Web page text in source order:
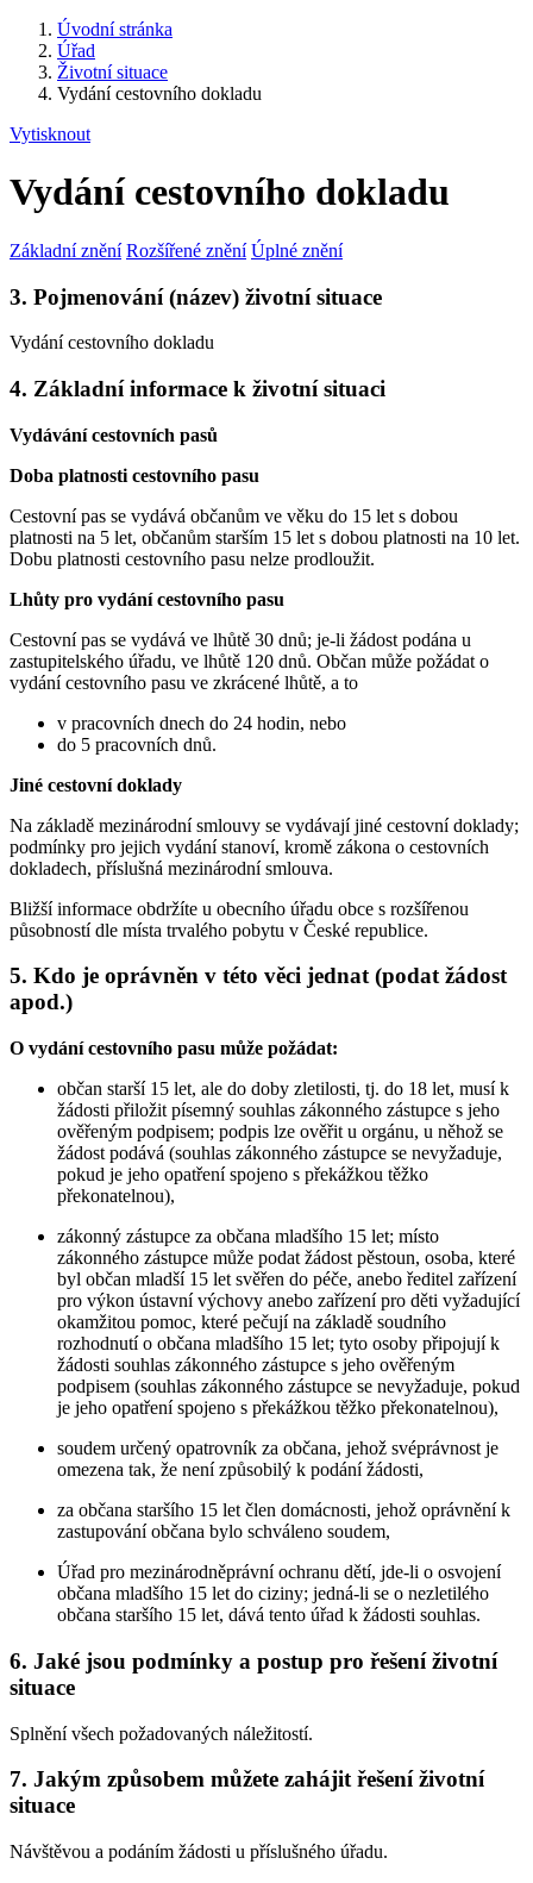
Úvodní stránka
Úřad
Životní situace
Vydání cestovního dokladu
Vytisknout
Vydání cestovního dokladu
Základní znění Rozšířené znění Úplné znění
3. Pojmenování (název) životní situace
Vydání cestovního dokladu
4. Základní informace k životní situaci
Vydávání cestovních pasů
Doba platnosti cestovního pasu
Cestovní pas se vydává občanům ve věku do 15 let s dobou
platnosti na 5 let, občanům starším 15 let s dobou platnosti na 10 let.
Dobu platnosti cestovního pasu nelze prodloužit.
Lhůty pro vydání cestovního pasu
Cestovní pas se vydává ve lhůtě 30 dnů; je-li žádost podána u
zastupitelského úřadu, ve lhůtě 120 dnů. Občan může požádat o
vydání cestovního pasu ve zkrácené lhůtě, a to
v pracovních dnech do 24 hodin, nebo
do 5 pracovních dnů.
Jiné cestovní doklady
Na základě mezinárodní smlouvy se vydávají jiné cestovní doklady;
podmínky pro jejich vydání stanoví, kromě zákona o cestovních
dokladech, příslušná mezinárodní smlouva.
Bližší informace obdržíte u obecního úřadu obce s rozšířenou
působností dle místa trvalého pobytu v České republice.
5. Kdo je oprávněn v této věci jednat (podat žádost
apod.)
O vydání cestovního pasu může požádat:
občan starší 15 let, ale do doby zletilosti, tj. do 18 let, musí k
žádosti přiložit písemný souhlas zákonného zástupce s jeho
ověřeným podpisem; podpis lze ověřit u orgánu, u něhož se
žádost podává (souhlas zákonného zástupce se nevyžaduje,
pokud je jeho opatření spojeno s překážkou těžko
překonatelnou),
zákonný zástupce za občana mladšího 15 let; místo
zákonného zástupce může podat žádost pěstoun, osoba, které
byl občan mladší 15 let svěřen do péče, anebo ředitel zařízení
pro výkon ústavní výchovy anebo zařízení pro děti vyžadující
okamžitou pomoc, které pečují na základě soudního
rozhodnutí o občana mladšího 15 let; tyto osoby připojují k
žádosti souhlas zákonného zástupce s jeho ověřeným
podpisem (souhlas zákonného zástupce se nevyžaduje, pokud
je jeho opatření spojeno s překážkou těžko překonatelnou),
soudem určený opatrovník za občana, jehož svéprávnost je
omezena tak, že není způsobilý k podání žádosti,
za občana staršího 15 let člen domácnosti, jehož oprávnění k
zastupování občana bylo schváleno soudem,
Úřad pro mezinárodněprávní ochranu dětí, jde-li o osvojení
občana mladšího 15 let do ciziny; jedná-li se o nezletilého
občana staršího 15 let, dává tento úřad k žádosti souhlas.
6. Jaké jsou podmínky a postup pro řešení životní
situace
Splnění všech požadovaných náležitostí.
7. Jakým způsobem můžete zahájit řešení životní
situace
Návštěvou a podáním žádosti u příslušného úřadu.